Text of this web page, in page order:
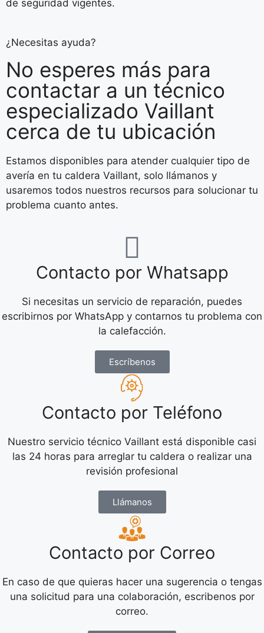
de seguridad vigentes.
¿Necesitas ayuda?
No esperes más para
contactar a un técnico
especializado Vaillant
cerca de tu ubicación
Estamos disponibles para atender cualquier tipo de
avería en tu caldera Vaillant, solo llámanos y
usaremos todos nuestros recursos para solucionar tu
problema cuanto antes.
Contacto por Whatsapp
Si necesitas un servicio de reparación, puedes
escribirnos por WhatsApp y contarnos tu problema con
la calefacción.
Escríbenos
Contacto por Teléfono
Nuestro servicio técnico Vaillant está disponible casi
las 24 horas para arreglar tu caldera o realizar una
revisión profesional
Llámanos
Contacto por Correo
En caso de que quieras hacer una sugerencia o tengas
una solicitud para una colaboración, escribenos por
correo.